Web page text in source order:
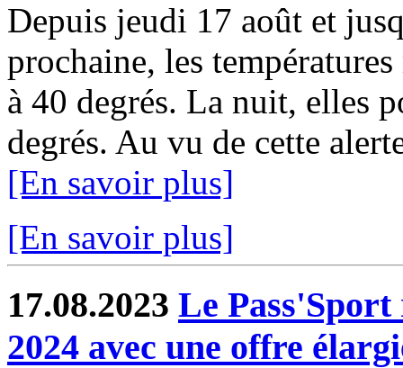
Depuis jeudi 17 août et
prochaine, les
à 40 degrés. La nuit, elles
degrés. Au vu de cette
[En savoir plus]
[En savoir plus]
17.08.2023 Le Pass'Sport
2024 avec une offre